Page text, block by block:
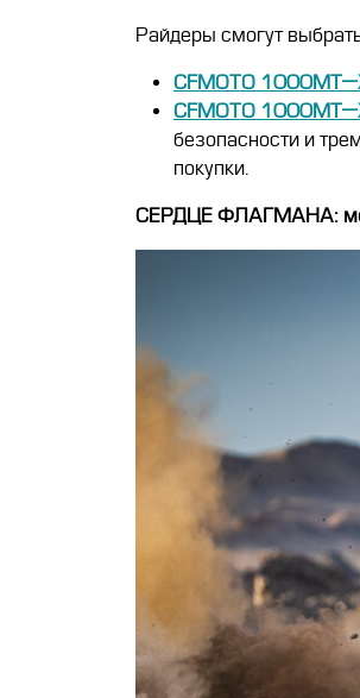
Райдеры смогут
CFMOTO 1000MT—
CFMOTO 1000MT—
безопасности и
покупки.
СЕРДЦЕ ФЛАГМАНА: